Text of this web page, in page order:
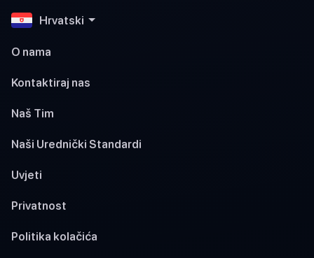
Hrvatski
O nama
Kontaktiraj nas
Naš Tim
Naši Urednički Standardi
Uvjeti
Privatnost
Politika kolačića